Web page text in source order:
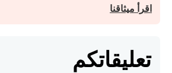
اقرأ ميثاقنا
تعليقاتكم